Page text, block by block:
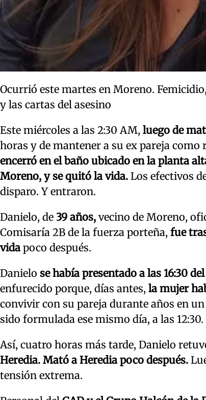
Ocurrió este martes en Moreno.
y las cartas del asesino
Este miércoles a las 2:30 AM, luego de
horas y de mantener a su ex pareja como
encerró en el baño ubicado en la planta
Moreno, y se quitó la vida. Los efectivos
disparo. Y entraron.
Danielo, de 39 años, vecino de Moreno,
Comisaría 2B de la fuerza porteña, fue
vida poco después.
Danielo se había presentado a las 16:30
enfurecido porque, días antes, la mujer
convivir con su pareja durante años en
sido formulada ese mismo día, a las 12:30.
Así, cuatro horas más tarde, Danielo
Heredia. Mató a Heredia poco después.
tensión extrema.